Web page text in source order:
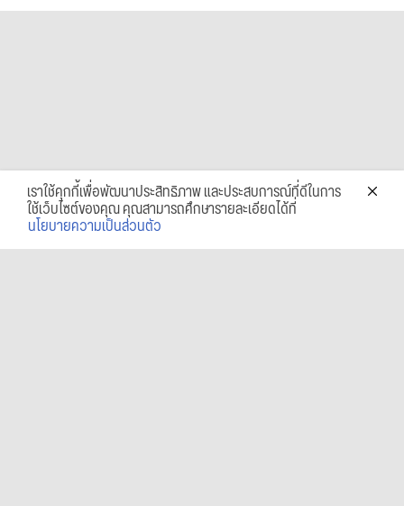
เราใช้คุกกี้เพื่อพัฒนาประสิทธิภาพ และประสบการณ์ที่ดีในการ
ใช้เว็บไซต์ของคุณ คุณสามารถศึกษารายละเอียดได้ที่
นโยบายความเป็นส่วนตัว